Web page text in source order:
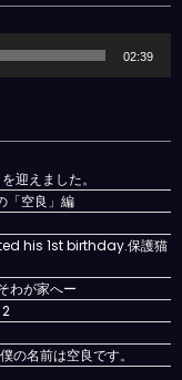
02:39
迎えました。
空良」編
his 1st birthday.保護猫
が家へー
名前は空良です。